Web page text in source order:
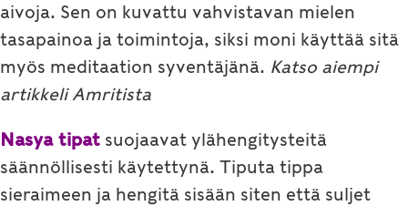
aivoja. Sen on kuvattu vahvistavan mielen
tasapainoa ja toimintoja, siksi moni käyttää sitä
myös meditaation syventäjänä. Katso aiempi
artikkeli Amritista
Nasya tipat suojaavat ylähengitysteitä
säännöllisesti käytettynä. Tiputa tippa
sieraimeen ja hengitä sisään siten että suljet